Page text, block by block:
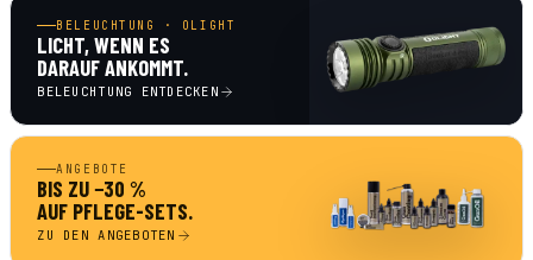
BELEUCHTUNG · OLIGHT
LICHT, WENN ES
DARAUF ANKOMMT.
BELEUCHTUNG ENTDECKEN
ANGEBOTE
BIS ZU −30 %
AUF PFLEGE-SETS.
ZU DEN ANGEBOTEN